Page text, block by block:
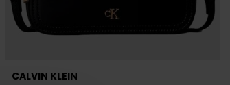
CALVIN KLEIN